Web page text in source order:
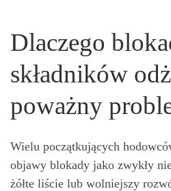
Dlaczego
składników
poważny
Wielu początkujących
objawy blokady jako zwykły
żółte liście lub wolniejszy